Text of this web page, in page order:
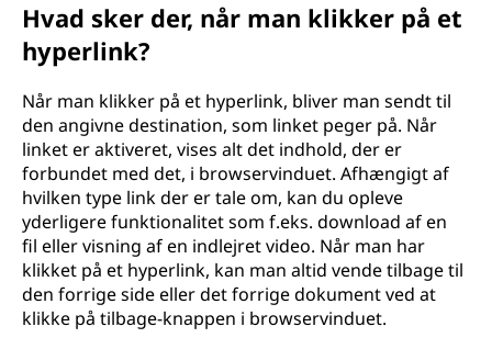
Hvad sker der, når man klikker på et
hyperlink?
Når man klikker på et hyperlink, bliver man sendt til
den angivne destination, som linket peger på. Når
linket er aktiveret, vises alt det indhold, der er
forbundet med det, i browservinduet. Afhængigt af
hvilken type link der er tale om, kan du opleve
yderligere funktionalitet som f.eks. download af en
fil eller visning af en indlejret video. Når man har
klikket på et hyperlink, kan man altid vende tilbage til
den forrige side eller det forrige dokument ved at
klikke på tilbage-knappen i browservinduet.